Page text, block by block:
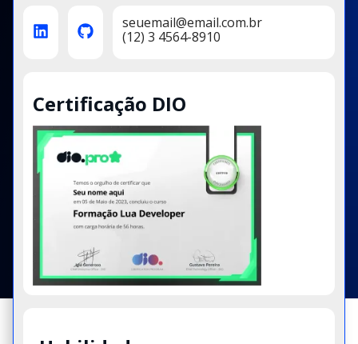
seuemail@email.com.br
(12) 3 4564-8910
Certificação DIO